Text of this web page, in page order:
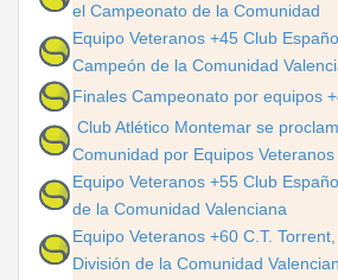
el Campeonato de la Comunidad
Equipo Veteranos +45 Club
Campeón de la Comunidad
Finales Campeonato por equipos
Club Atlético Montemar se
Comunidad por Equipos Veteranos
Equipo Veteranos +55 Club
de la Comunidad Valenciana
Equipo Veteranos +60 C.T.
División de la Comunidad